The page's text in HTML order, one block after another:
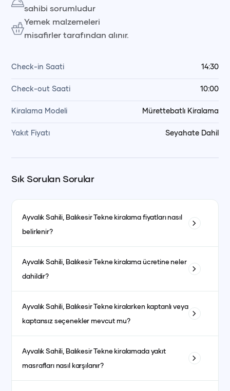
sahibi sorumludur
Yemek malzemeleri
misafirler tarafından alınır.
Check-in Saati 14:30
Check-out Saati 10:00
Kiralama Modeli Mürettebatlı Kiralama
Yakıt Fiyatı Seyahate Dahil
Sık Sorulan Sorular
Ayvalık Sahili, BalıkesirTekne kiralama fiyatları nasıl
belirlenir?
ve bulunduğu bölgeye göre değişiklik gösterir. Ayrıca sezon
dönemleri de fiyatları etkiler. Yüksek sezonda fiyatlar daha
yüksek olurken, düşük sezonda daha avantajlı fiyatlarla
kiralama yapmak mümkündür.
Ayvalık Sahili, BalıkesirTekne kiralama ücretine neler
dahildir?
garson, yakıt, son temizlik ve limandan alma-bırakma
hizmetleri dahildir. Kumanya (yiyecek, içecek ve
atıştırmalıklar) ise fiyata dahil olmayıp misafirlerin tercihine
göre ayrıca planlanır.
Ayvalık Sahili, BalıkesirTekne kiralarken kaptanlı veya
kaptansız seçenekler mevcut mu?
bulunmaktadır. Kaptansız kiralama için yeterli denizcilik
tecrübesine sahip olmanız gerekmektedir.
Ayvalık Sahili, BalıkesirTekne kiralamada yakıt
masrafları nasıl karşılanır?